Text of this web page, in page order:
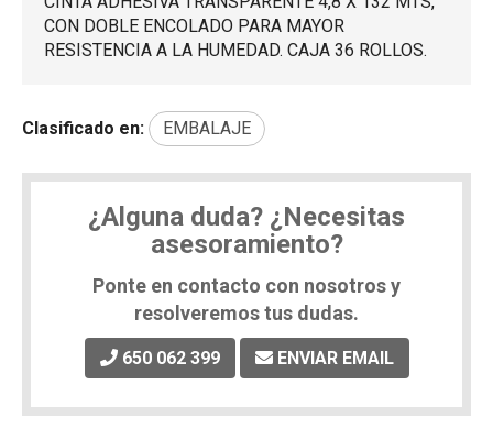
CON DOBLE ENCOLADO PARA MAYOR
RESISTENCIA A LA HUMEDAD. CAJA 36 ROLLOS.
Clasificado en: EMBALAJE
¿Alguna duda? ¿Necesitas
asesoramiento?
Ponte en contacto con nosotros y
resolveremos tus dudas.
650 062 399 ENVIAR EMAIL